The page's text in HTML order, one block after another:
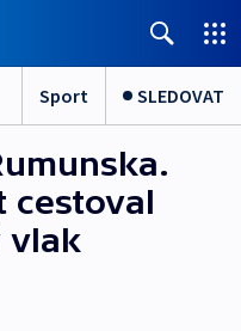
Sport SLEDOVAT
cestoval
vlak